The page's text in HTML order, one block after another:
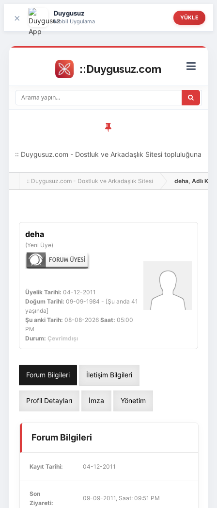
× Duygusuz
Mobil Uygulama
YÜKLE
:: Duygusuz.com - Dostluk ve Arkadaşlık Sitesi topluluğuna
hoş geldin ziyaretçi! Aramıza katılmak istersen kayıt
:: Duygusuz.com - Dostluk ve Arkadaşlık Sitesi deha, Adlı
deha
(Yeni Üye)
Üyelik Tarihi: 04-12-2011
Doğum Tarihi: 09-09-1984 - [Şu anda 41
yaşında]
Şu anki Tarih: 08-08-2026 Saat: 05:00
PM
Durum: Çevrimdışı
Forum Bilgileri İletişim Bilgileri
Profil Detayları İmza Yönetim
Forum Bilgileri
Kayıt Tarihi: 04-12-2011
Son
Ziyareti:
09-09-2011, Saat: 09:51 PM